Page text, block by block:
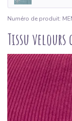
Numéro de produit:
Tissu